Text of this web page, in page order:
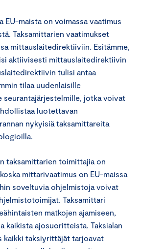
EU-maista on voimassa vaatimus
Taksamittarien vaatimukset
mittauslaitedirektiiviin. Esitämme,
aktiivisesti mittauslaitedirektiivin
tulisi antaa
tilaa uudenlaisille
seurantajärjestelmille, jotka voivat
luotettavan
nykyisiä taksamittareita
taksamittarien toimittajia on
mittarivaatimus on EU-maissa
soveltuvia ohjelmistoja voivat
Taksamittari
matkojen ajamiseen,
kaikista ajosuoritteista. Taksialan
kaikki taksiyrittäjät tarjoavat